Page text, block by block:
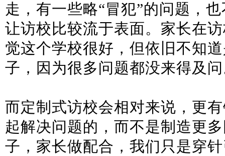
走，有一些略“冒犯”的问题，
让访校比较流于表面。家长在
觉这个学校很好，但依旧不知
子，因为很多问题都没来得及
而定制式访校会相对来说，更
起解决问题的，而不是制造更
子，家长做配合，我们只是穿